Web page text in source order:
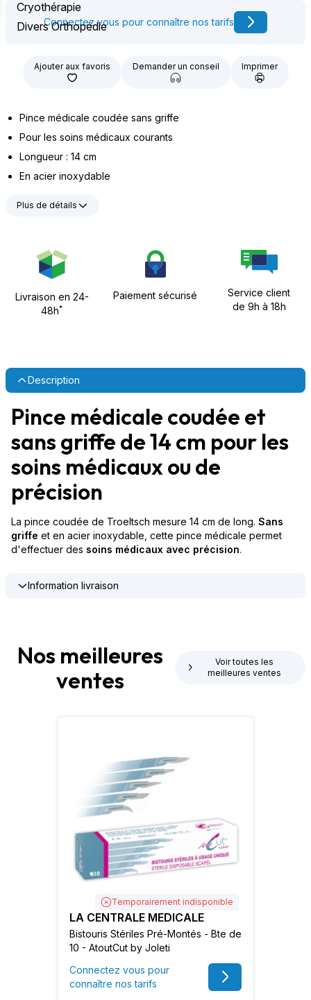
Cryothérapie
Divers Orthopédie
Connectez vous pour connaître nos tarifs
Ajouter aux favoris Demander un conseil Imprimer
Pince médicale coudée sans griffe
Pour les soins médicaux courants
Longueur : 14 cm
En acier inoxydable
Plus de détails
Livraison en 24-
48h*
Paiement sécurisé
Service client
de 9h à 18h
Description
Pince médicale coudée et
sans griffe de 14 cm pour les
soins médicaux ou de
précision
La pince coudée de Troeltsch mesure 14 cm de long. Sans
griffe et en acier inoxydable, cette pince médicale permet
d'effectuer des soins médicaux avec précision.
Information livraison
Nos meilleures
ventes
Voir toutes les
meilleures ventes
Temporairement indisponible
LA CENTRALE MEDICALE
Bistouris Stériles Pré-Montés - Bte de
10 - AtoutCut by Joleti
Connectez vous pour
connaître nos tarifs